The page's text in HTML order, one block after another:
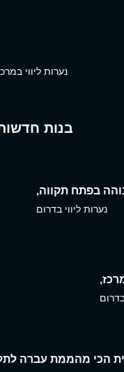
נערות ליווי
בנות
בפתח תקווה,
נערות ליווי בדרום
הכי מהממת עברה